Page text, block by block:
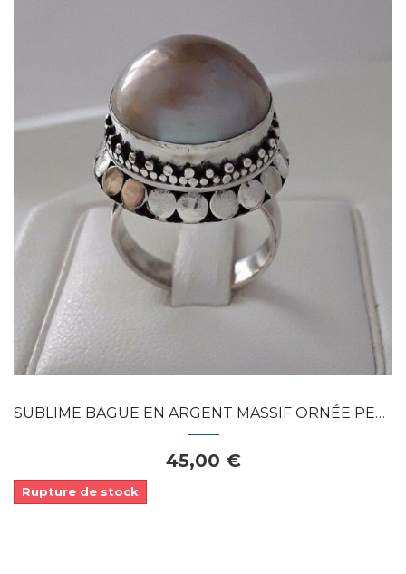
Dans mon panier
APERÇU RAPIDE
SUBLIME BAGUE EN ARGENT MASSIF ORNÉE PERLE...
45,00 €
Rupture de stock